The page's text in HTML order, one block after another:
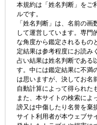
本規約は「姓名判断」をご
ルです。
「姓名判断」は、名前の
して運営しています。専門
な角度から鑑定されるもの
定結果は参考程度にお読み
占い結果は姓名判断である
す。中には鑑定結果に不満
は思いますが、決してお名
自動計算によって得られた
また、本サイトの検索によ
謗又は中傷したり名誉を棄
サイト利用者が本ウェブサ